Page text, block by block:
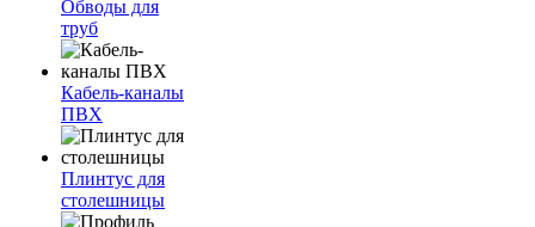
Обводы для
труб
Кабель-каналы
ПВХ
Плинтус для
столешницы